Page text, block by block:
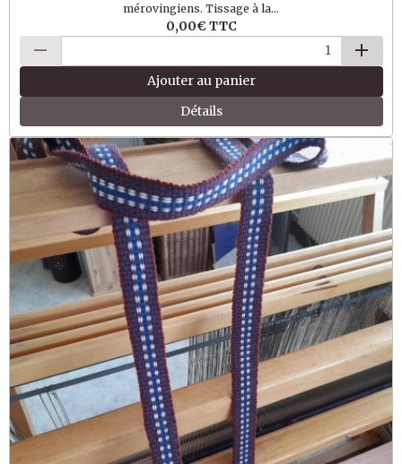
mérovingiens. Tissage à la...
0,00€ TTC
Ajouter au panier
Détails